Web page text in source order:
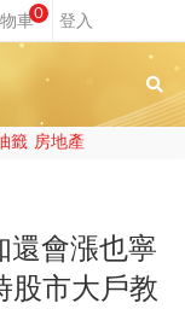
0
籤 房地產
還會漲也寧
股市大戶教